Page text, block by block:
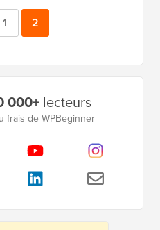
Page
1 Page
2
000+lecteurs
frais de WPBeginner